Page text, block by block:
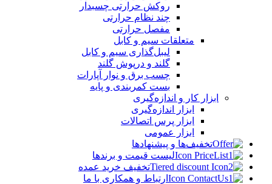
روکش حرارتی چسبدار
چند نظام حرارتی
مفصل حرارتی
متعلقات سیم و کابل
لیبل‌گذاری سیم و کابل
گلند و درپوش گلند
چسب برق و نوار آپارات
بست کمربندی و پایه
ابزار کار و اندازه‌گیری
ابزار اندازه‌گیری
ابزار پرس اتصالات
ابزار عمومی
تخفیف‌ها و پیشنهادها
لیست قیمت و برندها
تخفیف خرید عمده
ارتباط و همکاری با ما